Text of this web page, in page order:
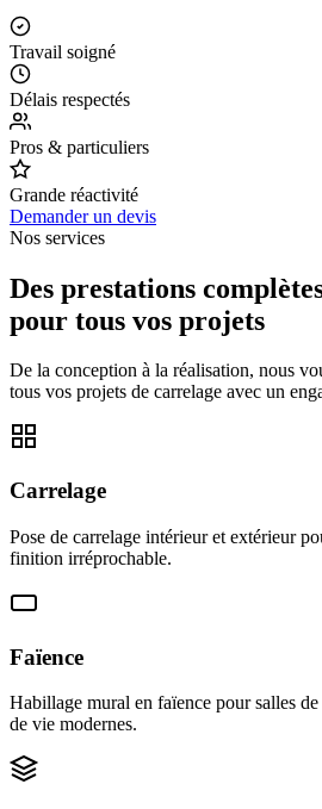
Travail soigné
Délais respectés
Pros & particuliers
Grande réactivité
Demander un devis
Nos services
Des prestations
pour tous vos projets
De la conception à la réalisation, nous
tous vos projets de carrelage avec un
Carrelage
Pose de carrelage intérieur et extérieur
finition irréprochable.
Faïence
Habillage mural en faïence pour salles de
de vie modernes.